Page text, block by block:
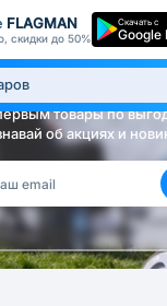
FLAGMAN
скидки до 50%
Скачать с
Google
Будь в курсе!
товары по
об акциях и